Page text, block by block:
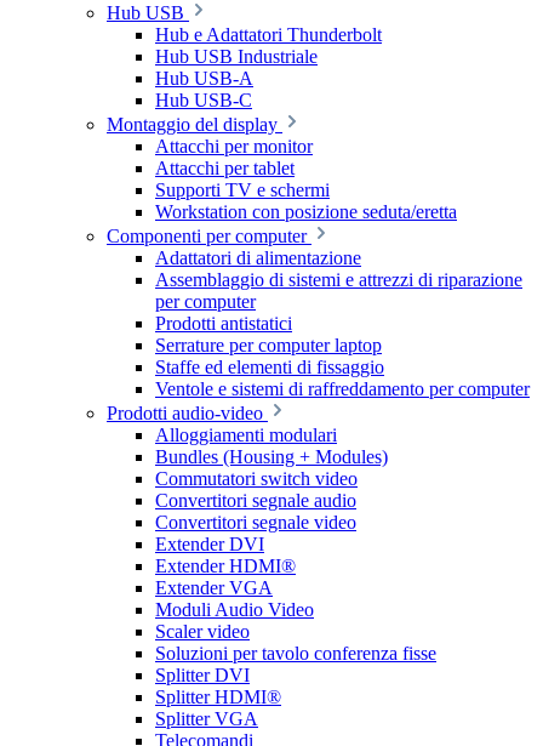
Hub USB
Hub e Adattatori Thunderbolt
Hub USB Industriale
Hub USB-A
Hub USB-C
Montaggio del display
Attacchi per monitor
Attacchi per tablet
Supporti TV e schermi
Workstation con posizione seduta/eretta
Componenti per computer
Adattatori di alimentazione
Assemblaggio di sistemi e attrezzi di riparazione
per computer
Prodotti antistatici
Serrature per computer laptop
Staffe ed elementi di fissaggio
Ventole e sistemi di raffreddamento per computer
Prodotti audio-video
Alloggiamenti modulari
Bundles (Housing + Modules)
Commutatori switch video
Convertitori segnale audio
Convertitori segnale video
Extender DVI
Extender HDMI®
Extender VGA
Moduli Audio Video
Scaler video
Soluzioni per tavolo conferenza fisse
Splitter DVI
Splitter HDMI®
Splitter VGA
Telecomandi